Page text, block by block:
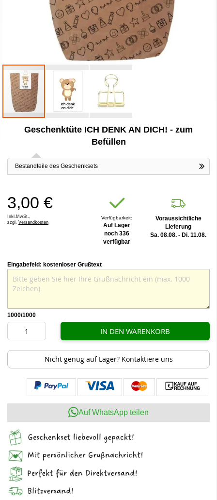
Geschenktüte ICH DENK AN DICH! - zum
Befüllen
Bestandteile des Geschenksets
3,00 €
Inkl.MwSt.,
zzgl. Versandkosten
Verfügbarkeit:
Auf Lager
noch 336
verfügbar
Voraussichtliche
Lieferung
Sa. 08.08. - Di. 11.08.
Eingabefeld: kostenloser Grußtext
1000/1000
IN DEN WARENKORB
Nicht genug auf Lager? Kontaktiere uns
Auf WhatsApp teilen